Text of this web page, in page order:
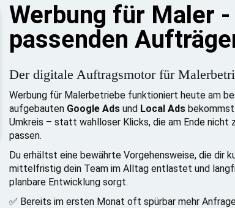
Werbung für Maler
passenden
Der digitale Auftragsmotor für
Werbung für Malerbetriebe funktioniert heute am
aufgebauten Google Ads und Local Ads
Umkreis – statt wahlloser Klicks, die am Ende nicht
passen.
Du erhältst eine bewährte Vorgehensweise, die dir
mittelfristig dein Team im Alltag entlastet und
planbare Entwicklung sorgt.
✅ Bereits im ersten Monat oft spürbar mehr